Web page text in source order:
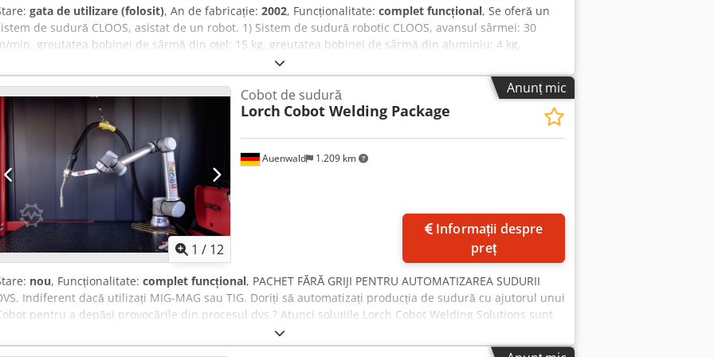
gata de utilizare (folosit), An de fabricație: 2002, Funcționalitate: complet funcțional, Se oferă un
de sudură CLOOS, asistat de un robot. 1) Sistem de sudură robotic CLOOS, avansul sârmei: 30
min, greutatea bobinei de sârmă din oțel: 15 kg, greutatea bobinei de sârmă din aluminiu: 4 kg,
dimensiunile sursei de sudură X/Y/Z: 1245 mm/470 mm/930 mm, greutatea sursei de sudură: aprox. 190
dimensiunile dispozitivului de avans al sârmei: 680 mm/410 mm/235 mm, greutatea dispozitivului de
al sârmei: aprox. 24 kg. 2) Robot de sudură CLOOS ROMAT 310, sarcina utilă: aprox. 10 kg, raza
aprox. 1540 mm, greutatea maximă a piesei de prelucrat: aprox. 3500 kg, sistem de control:
ROTROL II-D. 3) Poziționator pentru piese de prelucrat CLOOS WPV-DP-10000 N, număr: 2. 4) Surse
de curent de sudură CLOOS GLC 503 Quinto, număr: 2. 5) Tablou electric principal CLOOS. 6) Sistem de
aspirare a fumului de sudură. Include gard de protecție și echipamente periferice. Vizitarea este posibilă
la cerere. Codpfx Aezli Acsfwsha
Anunț mic
1 / 12
Auenwald 1.209 km
Cobot de sudură
Lorch Cobot Welding Package
Informații despre
preț
nou, Funcționalitate: complet funcțional, PACHET FĂRĂ GRIJI PENTRU AUTOMATIZAREA SUDURII
Indiferent dacă utilizați MIG-MAG sau TIG. Doriți să automatizați producția de sudură cu ajutorul unui
pentru a depăși provocările din procesul dvs.? Atunci soluțiile Lorch Cobot Welding Solutions sunt
alegerea perfectă! Pachetul complet și perfect sincronizat reunește: • Tehnologie robotică de înaltă
de la liderul de piață Universal; • Tehnologie inovatoare de sudură de la Lorch; • Software de